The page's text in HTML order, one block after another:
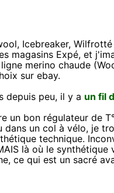
Icebreaker,
magasins Expé, et
merino chaude
sur ebay.
depuis peu, il y a un fil
un bon régulateur de
dans un col à vélo, je
technique.
là où le synthétique
ce qui est un sacré